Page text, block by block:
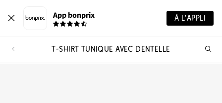
App bonprix À L’APPLI
T-SHIRT TUNIQUE AVEC DENTELLE